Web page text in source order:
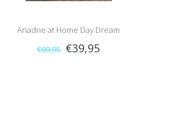
Ariadne at Home Day Dream
€69,95 €39,95